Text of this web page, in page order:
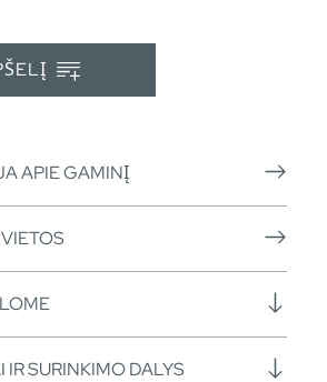
APIE GAMINĮ
IR SURINKIMO DALYS